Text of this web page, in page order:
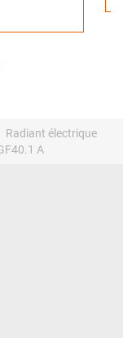
Radiant électrique
A